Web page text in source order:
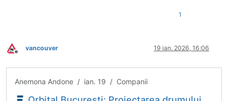
1
Deconectat
vancouver 19 ian. 2026, 16:06
Anemona Andone / ian. 19 / Companii